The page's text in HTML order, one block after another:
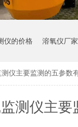
仪的价格 溶氧仪厂家
仪主要监测的五参数
测仪主